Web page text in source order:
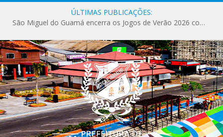
ÚLTIMAS PUBLICAÇÕES:
São Miguel do Guamá encerra os Jogos de Verão 2026 com sucesso de público e competições.